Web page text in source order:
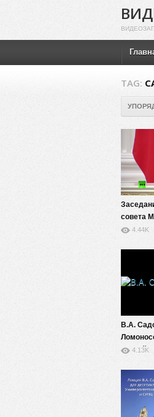
TAG:
совета
4.44K
В.А.
4.13K